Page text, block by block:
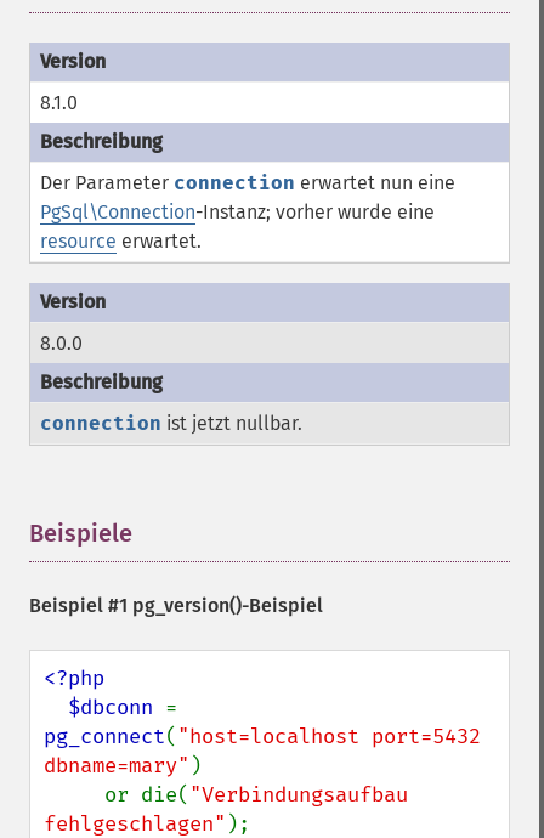
8.1.0
Der Parameter connection erwartet nun eine
PgSql\Connection-Instanz; vorher wurde eine
resource erwartet.
8.0.0
connection ist jetzt nullbar.
Beispiele
Beispiel #1 pg_version()-Beispiel
<?php
  $dbconn
pg_connect( "host=localhost port=5432
dbname=mary" )
     or die(
"Verbindungsaufbau
fehlgeschlagen" );